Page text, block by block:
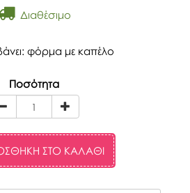
Διαθέσιμο
φόρμα με καπέλο
Ποσότητα
ΣΤΟ ΚΑΛΆΘΙ